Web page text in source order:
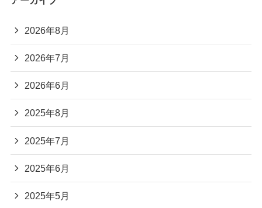
2026年8月
2026年7月
2026年6月
2025年8月
2025年7月
2025年6月
2025年5月